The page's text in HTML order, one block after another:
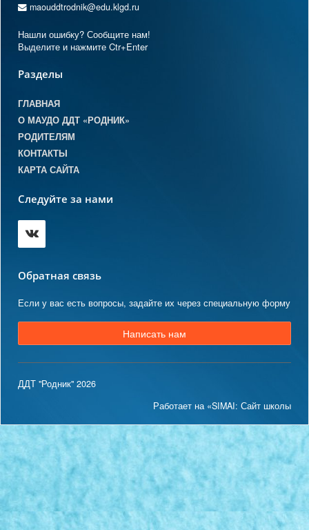
maouddtrodnik@edu.klgd.ru
Нашли ошибку? Сообщите нам!
Выделите и нажмите Ctr+Enter
Разделы
ГЛАВНАЯ
О МАУДО ДДТ «РОДНИК»
РОДИТЕЛЯМ
КОНТАКТЫ
КАРТА САЙТА
Следуйте за нами
Обратная связь
Если у вас есть вопросы, задайте их через специальную форму
Написать нам
ДДТ "Родник" 2026
Работает на «SIMAI: Сайт школы